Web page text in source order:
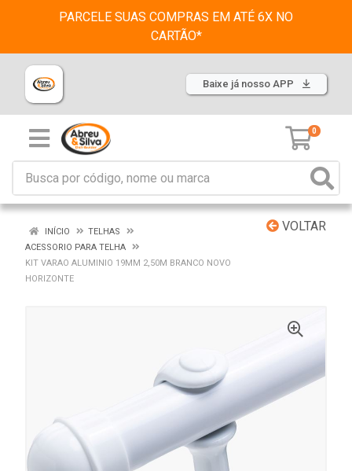
PARCELE SUAS COMPRAS EM ATÉ 6X NO
CARTÃO*
Baixe já nosso APP
0
VOLTAR
INÍCIO
TELHAS
ACESSORIO PARA TELHA
KIT VARAO ALUMINIO 19MM 2,50M BRANCO NOVO
HORIZONTE